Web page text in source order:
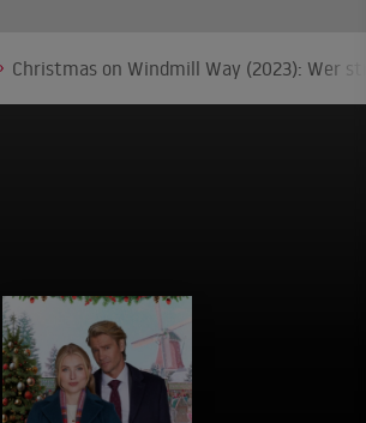
Christmas on Windmill Way (2023): Wer